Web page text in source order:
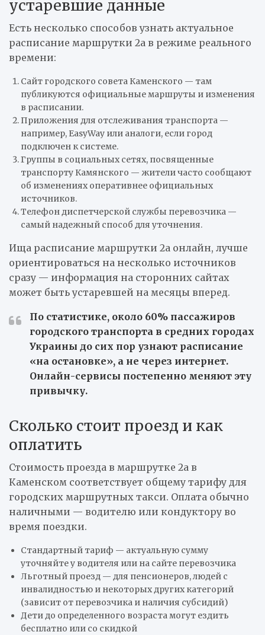
устаревшие данные
Есть несколько способов узнать актуальное
расписание маршрутки 2а в режиме реального
времени:
Сайт городского совета Каменского — там
публикуются официальные маршруты и изменения
в расписании.
Приложения для отслеживания транспорта —
например, EasyWay или аналоги, если город
подключен к системе.
Группы в социальных сетях, посвященные
транспорту Камянского — жители часто сообщают
об изменениях оперативнее официальных
источников.
Телефон диспетчерской службы перевозчика —
самый надежный способ для уточнения.
Ища расписание маршрутки 2а онлайн, лучше
ориентироваться на несколько источников
сразу — информация на сторонних сайтах
может быть устаревшей на месяцы вперед.
По статистике, около 60% пассажиров
городского транспорта в средних городах
Украины до сих пор узнают расписание
«на остановке», а не через интернет.
Онлайн-сервисы постепенно меняют эту
привычку.
Сколько стоит проезд и как
оплатить
Стоимость проезда в маршрутке 2а в
Каменском соответствует общему тарифу для
городских маршрутных такси. Оплата обычно
наличными — водителю или кондуктору во
время поездки.
Стандартный тариф — актуальную сумму
уточняйте у водителя или на сайте перевозчика
Льготный проезд — для пенсионеров, людей с
инвалидностью и некоторых других категорий
(зависит от перевозчика и наличия субсидий)
Дети до определенного возраста могут ездить
бесплатно или со скидкой